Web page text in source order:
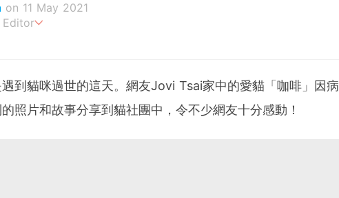
on 11 May 2021
到貓咪過世的這天。網友Jovi Tsai家中的愛貓「咖啡」因病
照片和故事分享到貓社團中，令不少網友十分感動！